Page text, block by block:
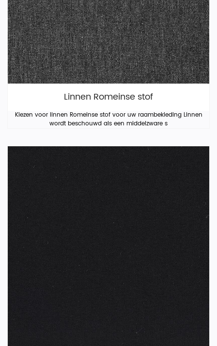
Linnen Romeinse stof
Kiezen voor linnen Romeinse stof voor uw raambekleding Linnen
wordt beschouwd als een middelzware s